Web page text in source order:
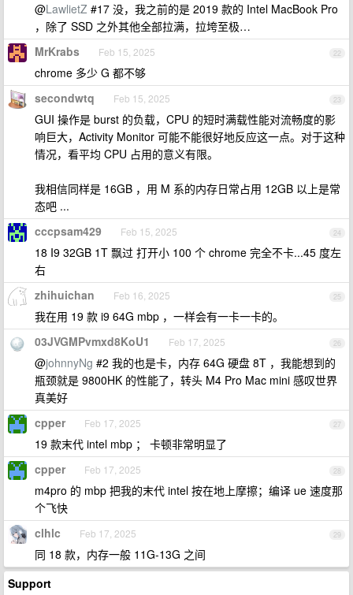
@LawlietZ #17 没，我之前的是 2019 款的 Intel MacBook Pro
，除了 SSD 之外其他全部拉满，拉垮至极…
22
MrKrabs Feb 15, 2025
chrome 多少 G 都不够
23
secondwtq Feb 15, 2025
GUI 操作是 burst 的负载，CPU 的短时满载性能对流畅度的影
响巨大，Activity Monitor 可能不能很好地反应这一点。对于这种
情况，看平均 CPU 占用的意义有限。
我相信同样是 16GB ，用 M 系的内存日常占用 12GB 以上是常
态吧 ...
24
cccpsam429 Feb 15, 2025
18 I9 32GB 1T 飘过 打开小 100 个 chrome 完全不卡...45 度左
右
25
zhihuichan Feb 16, 2025
我在用 19 款 i9 64G mbp ，一样会有一卡一卡的。
26
03JVGMPvmxd8KoU1 Feb 17, 2025
@johnnyNg #2 我的也是卡，内存 64G 硬盘 8T ，我能想到的
瓶颈就是 9800HK 的性能了，转头 M4 Pro Mac mini 感叹世界
真美好
27
cpper Feb 17, 2025
19 款末代 intel mbp ； 卡顿非常明显了
28
cpper Feb 17, 2025
m4pro 的 mbp 把我的末代 intel 按在地上摩擦；编译 ue 速度那
个飞快
29
clhlc Feb 17, 2025
同 18 款，内存一般 11G-13G 之间
Support